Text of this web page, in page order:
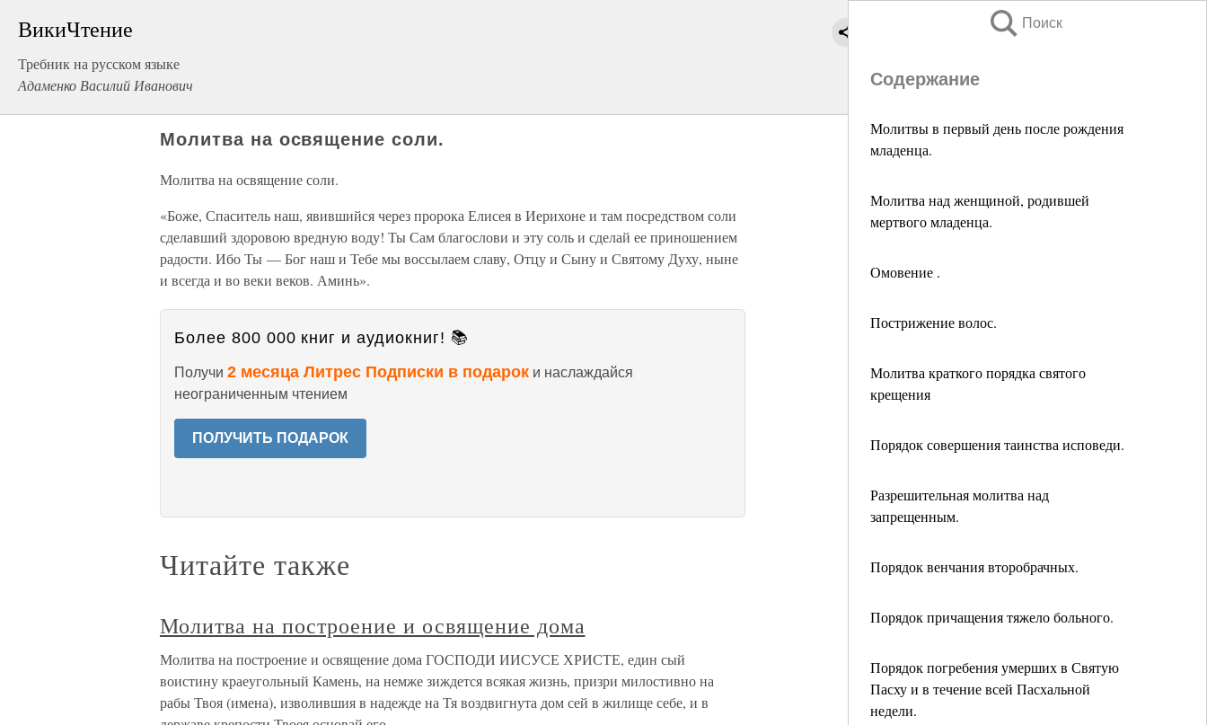
ВикиЧтение
Требник на русском языке
Адаменко Василий Иванович
Поиск
Содержание
Молитвы в первый день после рождения
младенца.
Молитва над женщиной, родившей
мертвого младенца.
Омовение .
Пострижение волос.
Молитва краткого порядка святого
крещения
Порядок совершения таинства исповеди.
Разрешительная молитва над
запрещенным.
Порядок венчания второбрачных.
Порядок причащения тяжело больного.
Порядок погребения умерших в Святую
Пасху и в течение всей Пасхальной
недели.
Молитва на освящение соли.
Молитва на освящение соли.
«Боже, Спаситель наш, явившийся через пророка Елисея в Иерихоне и там посредством соли
сделавший здоровою вредную воду! Ты Сам благослови и эту соль и сделай ее приношением
радости. Ибо Ты — Бог наш и Тебе мы воссылаем славу, Отцу и Сыну и Святому Духу, ныне
и всегда и во веки веков. Аминь».
Более 800 000 книг и аудиокниг! 📚
Получи 2 месяца Литрес Подписки в подарок и наслаждайся
неограниченным чтением
ПОЛУЧИТЬ ПОДАРОК
Читайте также
Молитва на построение и освящение дома
Молитва на построение и освящение дома ГОСПОДИ ИИСУСЕ ХРИСТЕ, един сый
воистину краеугольный Камень, на немже зиждется всякая жизнь, призри милостивно на
рабы Твоя (имена), изволившия в надежде на Тя воздвигнута дом сей в жилище себе, и в